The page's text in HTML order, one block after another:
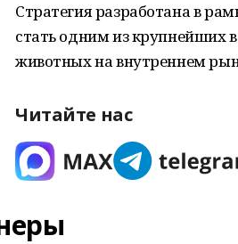
Стратегия разработана в
стать одним из крупнейших
животных на внутреннем
Читайте нас